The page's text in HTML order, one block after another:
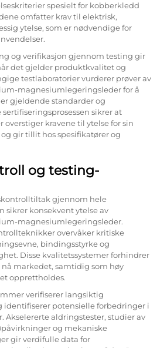
spesielt for kobberkledd
omfatter krav til elektrisk,
ytelse, som er nødvendige for
og verifikasjon gjennom testing gir
det gjelder produktkvalitet og
testlaboratorier vurderer prøver av
magnesiumlegeringsleder for å
gjeldende standarder og
sikrer at
overstiger kravene til ytelse for sin
gir tillit hos spesifikatører og
og testing-
gjennom hele
sikrer konsekvent ytelse av
magnesiumlegeringsleder.
overvåker kritiske
bindingsstyrke og
Disse kvalitetssystemer forhindrer
nå markedet, samtidig som høy
opprettholdes.
verifiserer langsiktig
identifiserer potensielle forbedringer i
Akselererte aldringstester, studier av
og mekaniske
gir verdifulle data for